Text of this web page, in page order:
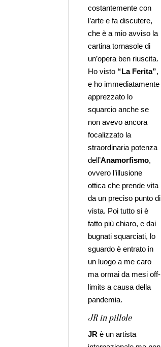
costantemente con
l’arte e fa discutere,
che è a mio avviso la
cartina tornasole di
un’opera ben riuscita.
Ho visto “La Ferita”,
e ho immediatamente
apprezzato lo
squarcio anche se
non avevo ancora
focalizzato la
straordinaria potenza
dell’Anamorfismo,
ovvero l’illusione
ottica che prende vita
da un preciso punto di
vista. Poi tutto si è
fatto più chiaro, e dai
bugnati squarciati, lo
sguardo è entrato in
un luogo a me caro
ma ormai da mesi off-
limits a causa della
pandemia.
JR in pillole
JR è un artista